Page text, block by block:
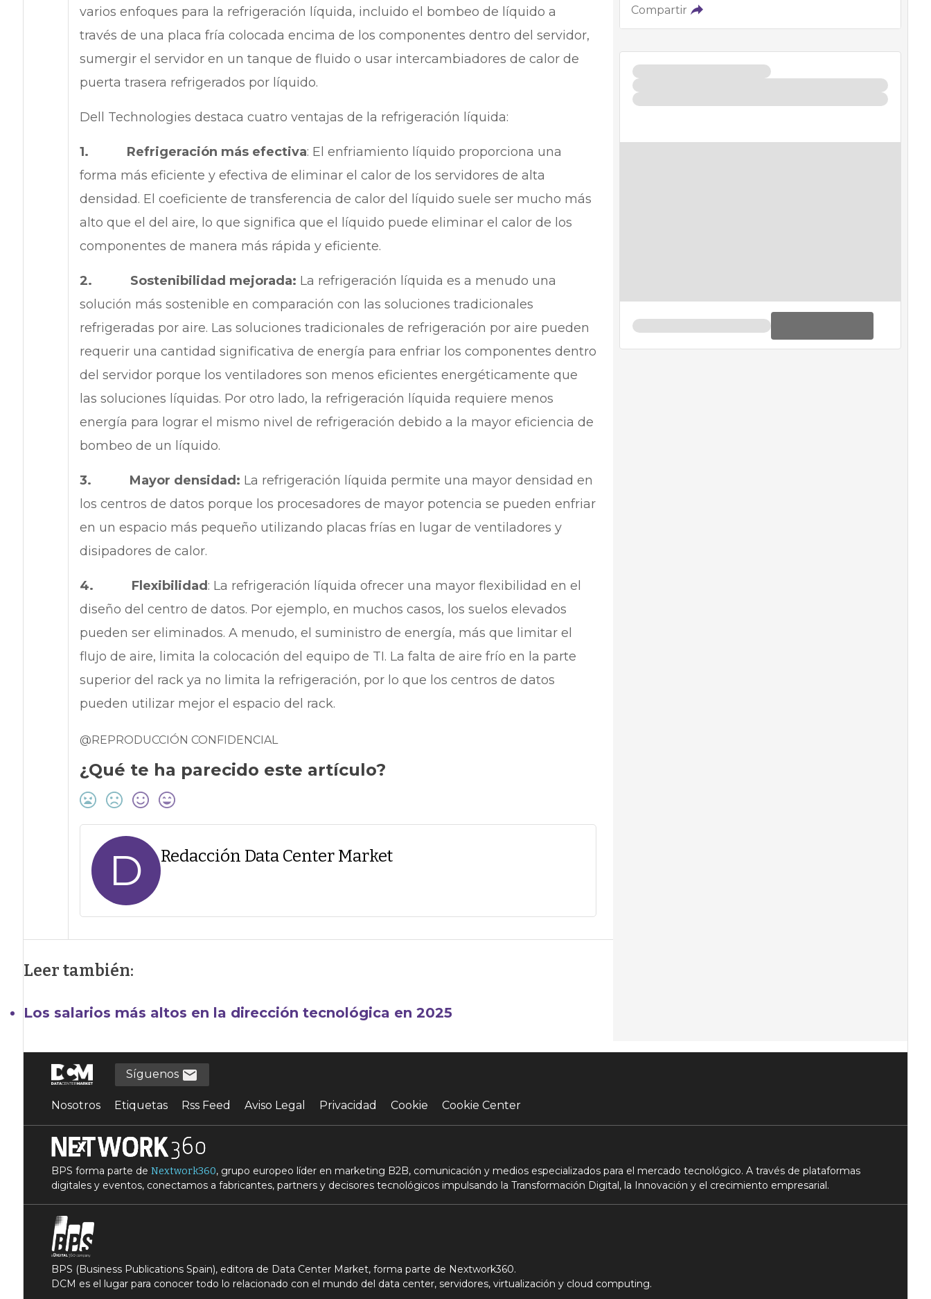
varios enfoques para la refrigeración líquida, incluido el bombeo de líquido a
través de una placa fría colocada encima de los componentes dentro del servidor,
sumergir el servidor en un tanque de fluido o usar intercambiadores de calor de
puerta trasera refrigerados por líquido.
Dell Technologies destaca cuatro ventajas de la refrigeración líquida:
1. Refrigeración más efectiva: El enfriamiento líquido proporciona una
forma más eficiente y efectiva de eliminar el calor de los servidores de alta
densidad. El coeficiente de transferencia de calor del líquido suele ser mucho más
alto que el del aire, lo que significa que el líquido puede eliminar el calor de los
componentes de manera más rápida y eficiente.
2. Sostenibilidad mejorada: La refrigeración líquida es a menudo una
solución más sostenible en comparación con las soluciones tradicionales
refrigeradas por aire. Las soluciones tradicionales de refrigeración por aire pueden
requerir una cantidad significativa de energía para enfriar los componentes dentro
del servidor porque los ventiladores son menos eficientes energéticamente que
las soluciones líquidas. Por otro lado, la refrigeración líquida requiere menos
energía para lograr el mismo nivel de refrigeración debido a la mayor eficiencia de
bombeo de un líquido.
3. Mayor densidad: La refrigeración líquida permite una mayor densidad en
los centros de datos porque los procesadores de mayor potencia se pueden enfriar
en un espacio más pequeño utilizando placas frías en lugar de ventiladores y
disipadores de calor.
4. Flexibilidad : La refrigeración líquida ofrecer una mayor flexibilidad en el
diseño del centro de datos. Por ejemplo, en muchos casos, los suelos elevados
pueden ser eliminados. A menudo, el suministro de energía, más que limitar el
flujo de aire, limita la colocación del equipo de TI. La falta de aire frío en la parte
superior del rack ya no limita la refrigeración, por lo que los centros de datos
pueden utilizar mejor el espacio del rack.
@REPRODUCCIÓN CONFIDENCIAL
¿Qué te ha parecido este artículo?
D Redacción Data Center Market
Leer también:
Los salarios más altos en la dirección tecnológica en 2025
Compartir
Síguenos
Nosotros Etiquetas Rss Feed Aviso Legal Privacidad Cookie Cookie Center
BPS forma parte de Nextwork360, grupo europeo líder en marketing B2B, comunicación y medios especializados para el mercado tecnológico. A través de plataformas
digitales y eventos, conectamos a fabricantes, partners y decisores tecnológicos impulsando la Transformación Digital, la Innovación y el crecimiento empresarial.
BPS (Business Publications Spain), editora de Data Center Market, forma parte de Nextwork360.
DCM es el lugar para conocer todo lo relacionado con el mundo del data center, servidores, virtualización y cloud computing.